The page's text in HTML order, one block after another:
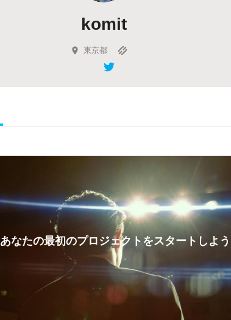
Feature
キュレーターから探す
komit
東京都
あなたの最初のプロジェクトをスタートしよう